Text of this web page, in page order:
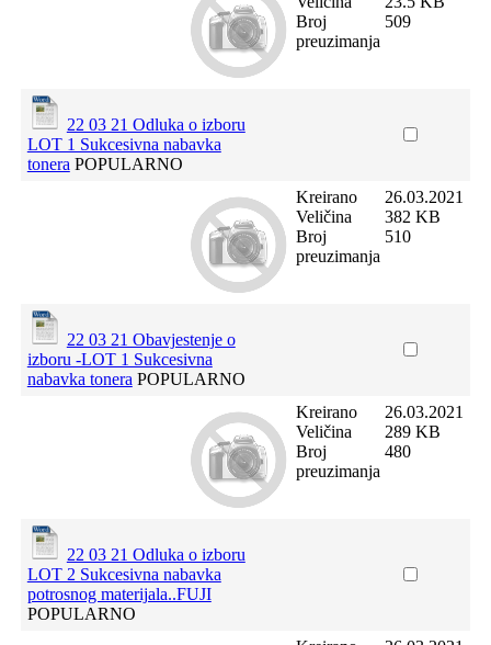
Broj
preuzimanja
509
22 03 21 Odluka o izboru
LOT 1 Sukcesivna nabavka
tonera POPULARNO
Kreirano
Veličina
Broj
preuzimanja
26.03.2021
382 KB
510
22 03 21 Obavjestenje o
izboru -LOT 1 Sukcesivna
nabavka tonera POPULARNO
Kreirano
Veličina
Broj
preuzimanja
26.03.2021
289 KB
480
22 03 21 Odluka o izboru
LOT 2 Sukcesivna nabavka
potrosnog materijala..FUJI
POPULARNO